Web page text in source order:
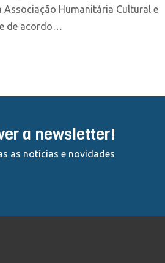
Humanitária Cultural e
e de acordo…
a newsletter!
as notícias e novidades